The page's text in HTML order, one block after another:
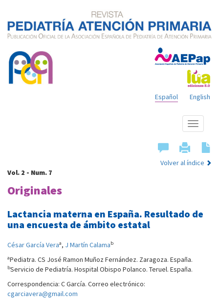
English
Español
Mostrar
menú
Volver al índice
Vol. 2 - Num. 7
Originales
Lactancia materna en España. Resultado de
una encuesta de ámbito estatal
César García Veraa, J Martín Calamab
aPediatra. CS José Ramon Muñoz Fernández. Zaragoza. España.
bServicio de Pediatría. Hospital Obispo Polanco. Teruel. España.
Correspondencia: C García. Correo electrónico:
cgarciavera@gmail.com